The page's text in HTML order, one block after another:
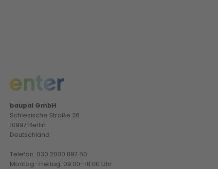
baupal GmbH
Schlesische Straße 26
10997 Berlin
Deutschland
Telefon: 030 2000 897 50
Montag–Freitag: 09:00–18:00 Uhr